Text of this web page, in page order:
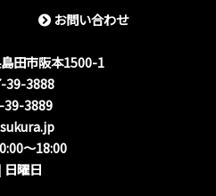
⽥市阪本1500-1
39-3888
39-3889
〜18:00
日曜日
お問い合わせ